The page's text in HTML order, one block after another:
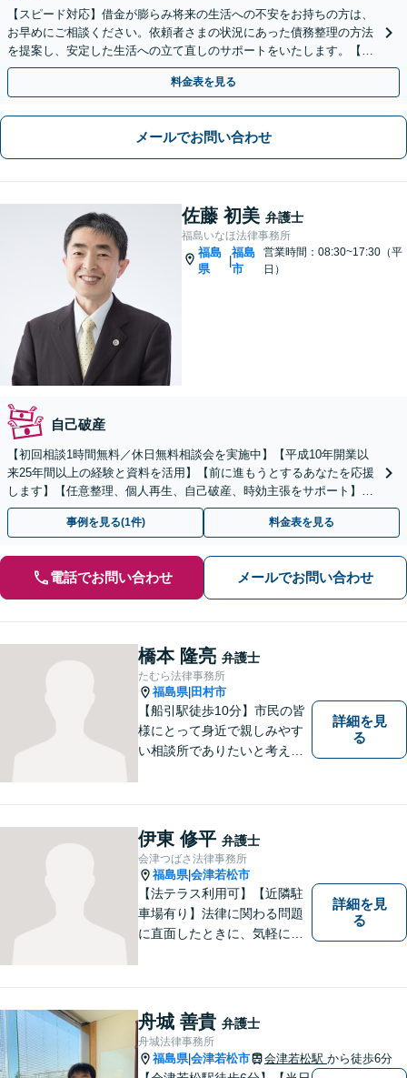
【スピード対応】借金が膨らみ将来の生活への不安をお持ちの方は、
お早めにご相談ください。依頼者さまの状況にあった債務整理の方法
を提案し、安定した生活への立て直しのサポートをいたします。【初
回相談無料】【LINE可】
料金表を見る
メールでお問い合わせ
佐藤 初美 弁護士
福島いなほ法律事務所
福島
県
|
福島
市
営業時間：08:30~17:30（平
日）
自己破産
【初回相談1時間無料／休日無料相談会を実施中】【平成10年開業以
来25年間以上の経験と資料を活用】【前に進もうとするあなたを応援
します】【任意整理、個人再生、自己破産、時効主張をサポート】
【地元弁護士ならではのリーズナブルな料金】
事例を見る(1件) 料金表を見る
電話でお問い合わせ メールでお問い合わせ
橋本 隆亮 弁護士
たむら法律事務所
福島県| 田村市
【船引駅徒歩10分】市民の皆
様にとって身近で親しみやす
い相談所でありたいと考えて
に、まずはお気軽にご相談く
ださい。 https://tamura-law.bi
z/ （公式ホームページ）
詳細を見
る
伊東 修平 弁護士
会津つばさ法律事務所
福島県|会津若松市
【法テラス利用可】【近隣駐
車場有り】法律に関わる問題
に直面したときに、気軽に相
ます。日々の生活の中で気に
なるようなことがありました
ら、お気軽にご相談くださ
い。
詳細を見
る
舟城 善貴 弁護士
舟城法律事務所
福島県|会津若松市 会津若松駅 から徒歩6分